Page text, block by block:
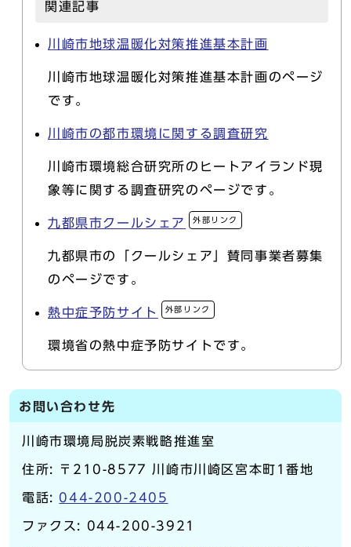
関連記事
川崎市地球温暖化対策推進基本計画
川崎市地球温暖化対策推進基本計画のページ
です。
川崎市の都市環境に関する調査研究
川崎市環境総合研究所のヒートアイランド現
象等に関する調査研究のページです。
九都県市クールシェア 外部リンク
九都県市の「クールシェア」賛同事業者募集
のページです。
熱中症予防サイト 外部リンク
環境省の熱中症予防サイトです。
お問い合わせ先
川崎市環境局脱炭素戦略推進室
住所: 〒210-8577 川崎市川崎区宮本町1番地
電話: 044-200-2405
ファクス: 044-200-3921